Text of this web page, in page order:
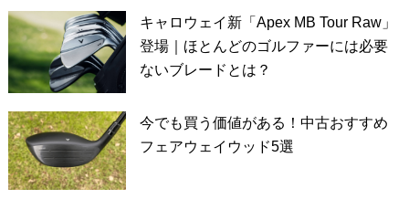
キャロウェイ新「Apex MB Tour Raw」
登場｜ほとんどのゴルファーには必要
ないブレードとは？
今でも買う価値がある！中古おすすめ
フェアウェイウッド5選